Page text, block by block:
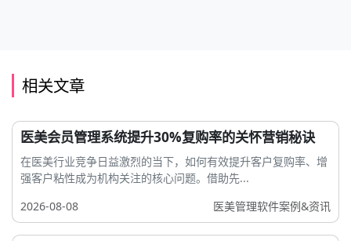
相关文章
医美会员管理系统提升30%复购率的关怀营销秘诀
在医美行业竞争日益激烈的当下，如何有效提升客户复购率、增
强客户粘性成为机构关注的核心问题。借助先...
2026-08-08
医美管理软件案例&资讯